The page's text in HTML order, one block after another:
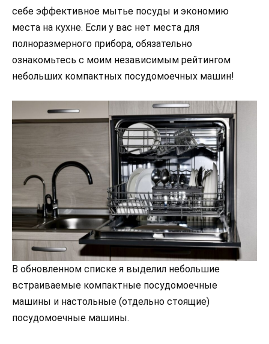
себе эффективное мытье посуды и экономию
места на кухне. Если у вас нет места для
полноразмерного прибора, обязательно
ознакомьтесь с моим независимым рейтингом
небольших компактных посудомоечных машин!
В обновленном списке я выделил небольшие
встраиваемые компактные посудомоечные
машины и настольные (отдельно стоящие)
посудомоечные машины.